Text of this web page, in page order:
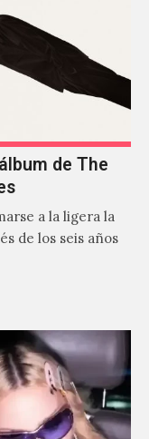
de The
a la ligera la
de los seis años